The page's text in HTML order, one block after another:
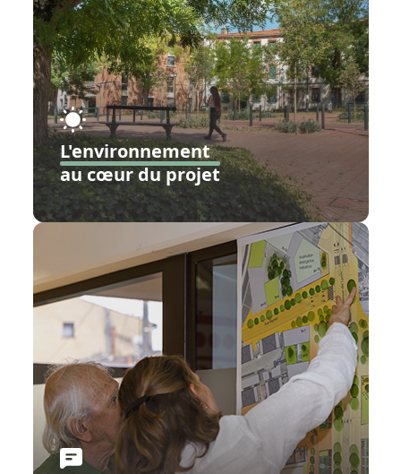
L'environnement
au cœur du projet